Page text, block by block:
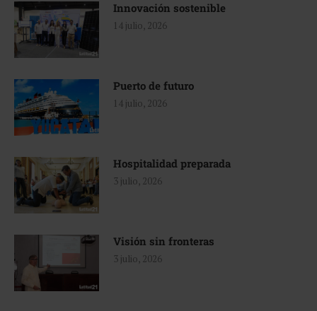
Innovación sostenible
14 julio, 2026
Puerto de futuro
14 julio, 2026
Hospitalidad preparada
3 julio, 2026
Visión sin fronteras
3 julio, 2026